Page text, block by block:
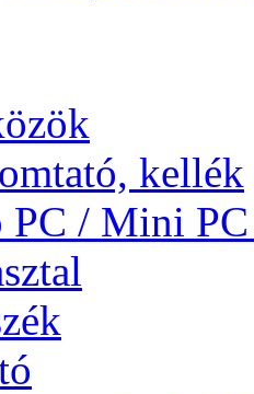
kellék
PC / Mini